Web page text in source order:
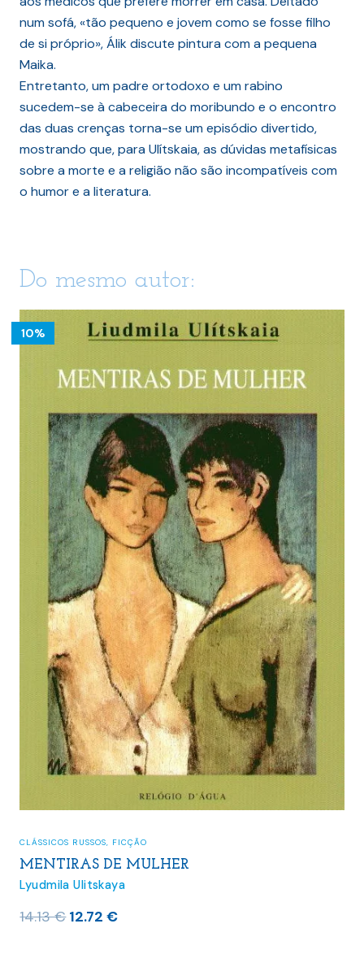
num sofá, «tão pequeno e jovem como se fosse filho
de si próprio», Álik discute pintura com a pequena
Maika.
Entretanto, um padre ortodoxo e um rabino
sucedem-se à cabeceira do moribundo e o encontro
das duas crenças torna-se um episódio divertido,
mostrando que, para Ulítskaia, as dúvidas metafísicas
sobre a morte e a religião não são incompatíveis com
o humor e a literatura.
Do mesmo autor:
10%
CLÁSSICOS RUSSOS, FICÇÃO
MENTIRAS DE MULHER
Lyudmila Ulitskaya
14.13€ O
12.72€O